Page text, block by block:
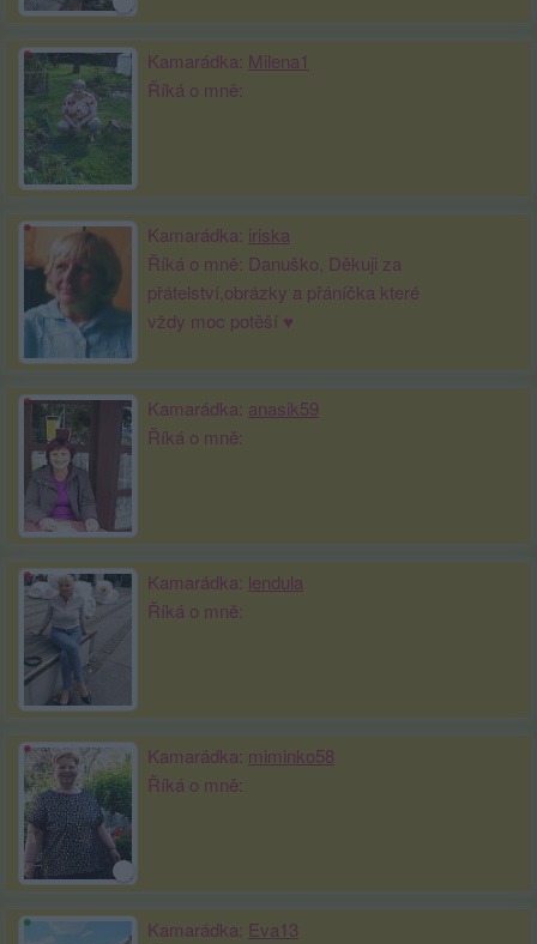
Kamarádka: Milena1
Říká o mně:
Kamarádka: iriska
Říká o mně: Danuško, Děkuji za
přátelství,obrázky a přáníčka které
vždy moc potěší ♥
Kamarádka: anasik59
Říká o mně:
Kamarádka: lendula
Říká o mně:
Kamarádka: miminko58
Říká o mně:
Kamarádka: Eva13